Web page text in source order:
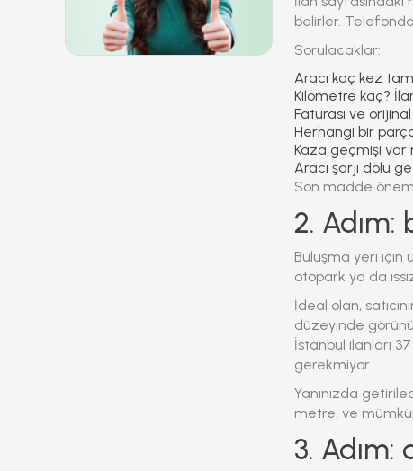
belirler. Telefonda
Sorulacaklar:
Aracı kaç kez
Kilometre kaç?
Faturası ve
Herhangi bir
Kaza geçmişi var
Aracı şarjı dolu
Son madde
2. Adım:
Buluşma yeri için
otopark ya da
İdeal olan,
düzeyinde
İstanbul ilanları
gerekmiyor.
Yanınızda
metre, ve
3. Adım: